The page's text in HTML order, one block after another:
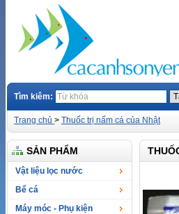
Tìm kiêm:
Trang chủ > Thuốc trị nấm cá của Nhật
SẢN PHẨM
Vật liệu lọc nước
Bể cá
Máy móc - Phụ kiện